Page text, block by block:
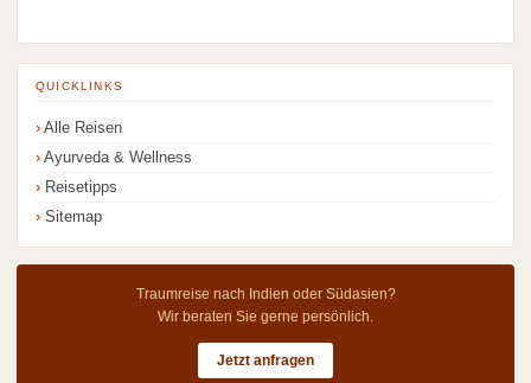
QUICKLINKS
Alle Reisen
Ayurveda & Wellness
Reisetipps
Sitemap
Traumreise nach Indien oder Südasien?
Wir beraten Sie gerne persönlich.
Jetzt anfragen